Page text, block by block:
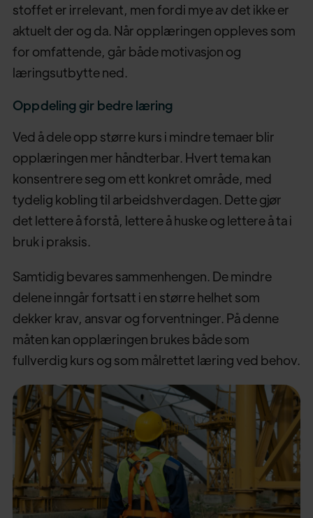
stoffet er irrelevant, men fordi mye av det ikke er
aktuelt der og da. Når opplæringen oppleves som
for omfattende, går både motivasjon og
læringsutbytte ned.
Oppdeling gir bedre læring
Ved å dele opp større kurs i mindre temaer blir
opplæringen mer håndterbar. Hvert tema kan
konsentrere seg om ett konkret område, med
tydelig kobling til arbeidshverdagen. Dette gjør
det lettere å forstå, lettere å huske og lettere å ta i
bruk i praksis.
Samtidig bevares sammenhengen. De mindre
delene inngår fortsatt i en større helhet som
dekker krav, ansvar og forventninger. På denne
måten kan opplæringen brukes både som
fullverdig kurs og som målrettet læring ved behov.